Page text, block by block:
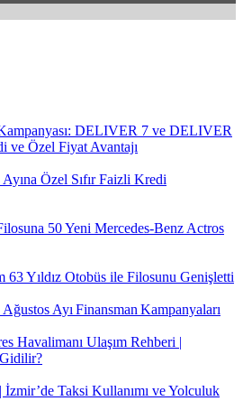
DELIVER 7 ve DELIVER
ve Özel Fiyat Avantajı
Özel Sıfır Faizli Kredi
50 Yeni Mercedes-Benz Actros
63 Yıldız Otobüs ile Filosunu Genişletti
Ayı Finansman Kampanyaları
Havalimanı Ulaşım Rehberi |
Taksi Kullanımı ve Yolculuk